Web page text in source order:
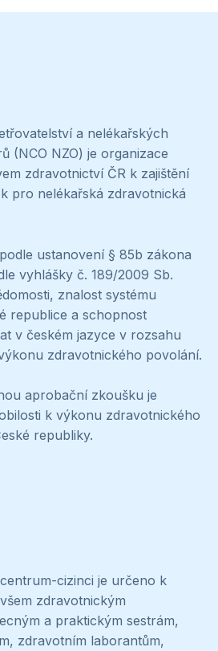
a nelékařských
(NCO NZO) je organizace
zdravotnictví ČR k zajištění
pro nelékařská zdravotnická
ustanovení § 85b zákona
vyhlášky č. 189/2009 Sb.
znalost systému
republice a schopnost
v českém jazyce v rozsahu
zdravotnického povolání.
aprobační zkoušku je
k výkonu zdravotnického
republiky.
cizinci je určeno k
zdravotnickým
a praktickým sestrám,
zdravotním laborantům,